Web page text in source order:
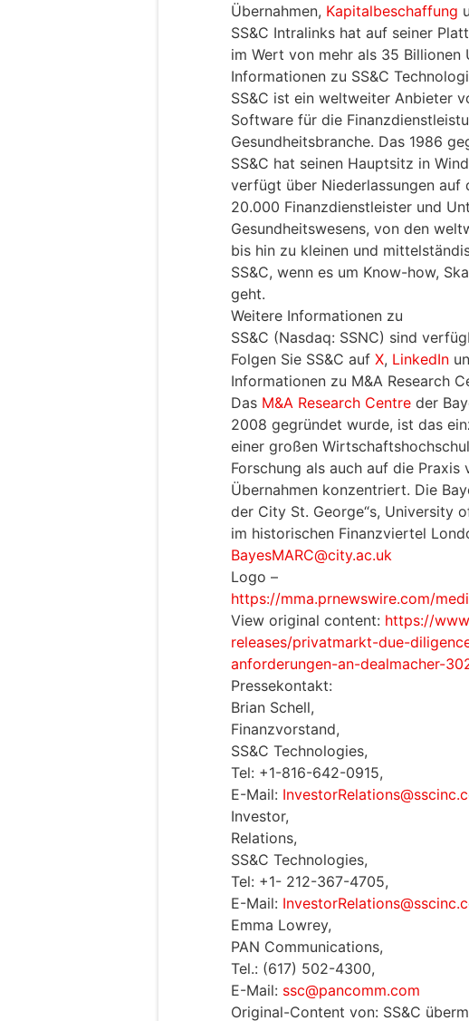
Übernahmen, Kapitalbeschaffung
SS&C Intralinks hat auf seiner
im Wert von mehr als 35 Billionen
Informationen zu SS&C
SS&C ist ein weltweiter Anbieter
Software für die
Gesundheitsbranche. Das 1986
SS&C hat seinen Hauptsitz in
verfügt über Niederlassungen auf
20.000 Finanzdienstleister und
Gesundheitswesens, von den
bis hin zu kleinen und
SS&C, wenn es um Know-how,
geht.
Weitere Informationen zu
SS&C (Nasdaq: SSNC) sind
Folgen Sie SS&C auf X, LinkedIn
Informationen zu M&A Research
Das M&A Research Centre der
2008 gegründet wurde, ist das
einer großen
Forschung als auch auf die Praxis
Übernahmen konzentriert. Die
der City St. George“s, University
im historischen Finanzviertel
BayesMARC@city.ac.uk
Logo –
https://mma.prnewswire.com/
View original content: https://
releases/privatmarkt-due-
anforderungen-an-dealmacher-
Pressekontakt:
Brian Schell,
Finanzvorstand,
SS&C Technologies,
Tel: +1-816-642-0915,
E-Mail:
Investor,
Relations,
SS&C Technologies,
Tel: +1- 212-367-4705,
E-Mail:
Emma Lowrey,
PAN Communications,
Tel.: (617) 502-4300,
E-Mail: ssc@pancomm.com
Original-Content von: SS&C